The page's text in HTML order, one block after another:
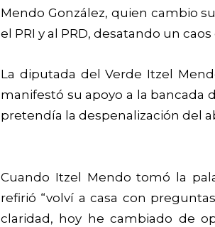
Mendo González, quien cambio
el PRI y al PRD, desatando un
La diputada del Verde Itzel
manifestó su apoyo a la bancada
pretendía la despenalización del
Cuando Itzel Mendo tomó la
refirió “volví a casa con
claridad, hoy he cambiado de